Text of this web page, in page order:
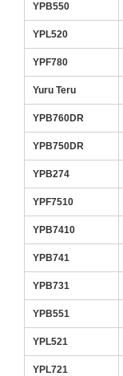
YPB550
YPL520
YPF780
Yuru Teru
YPB760DR
YPB750DR
YPB274
YPF7510
YPB7410
YPB741
YPB731
YPB551
YPL521
YPL721